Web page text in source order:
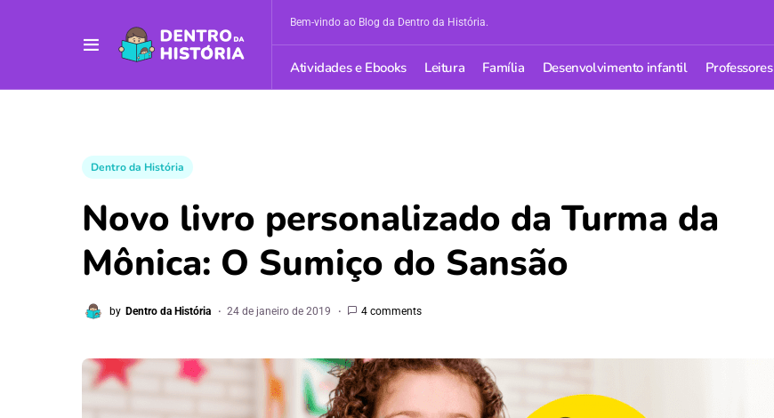
Bem-vindo ao Blog da Dentro da História.
Atividades e Ebooks Leitura Família Desenvolvimento infantil Professores
Dentro da História
Novo livro personalizado da Turma da
Mônica: O Sumiço do Sansão
by Dentro da História 24 de janeiro de 2019 4 comments